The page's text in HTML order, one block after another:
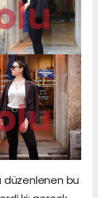
düzenlenen bu